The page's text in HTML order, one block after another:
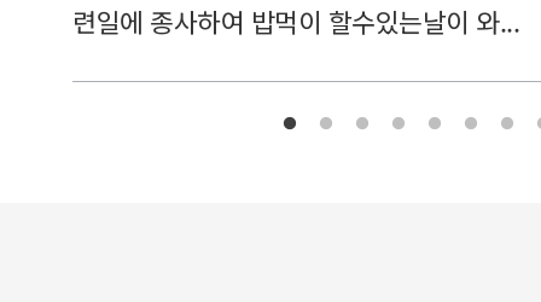
련일에 종사하여 밥먹이 할수있는날이 와...